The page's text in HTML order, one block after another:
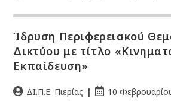
Ίδρυση Περιφερειακού
Δικτύου με τίτλο
Εκπαίδευση»
ΔΙ.Π.Ε. Πιερίας 10